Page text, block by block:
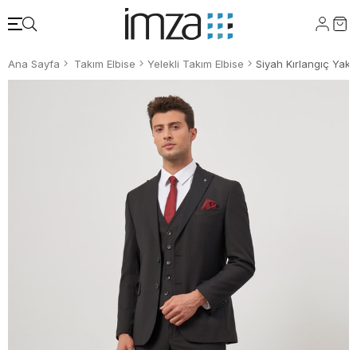
Ana Sayfa Takım Elbise Yelekli Takım Elbise